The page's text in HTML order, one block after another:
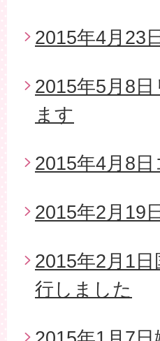
2015年4月23
2015年5月8
ます
2015年4月8
2015年2月19
2015年2月1
行しました